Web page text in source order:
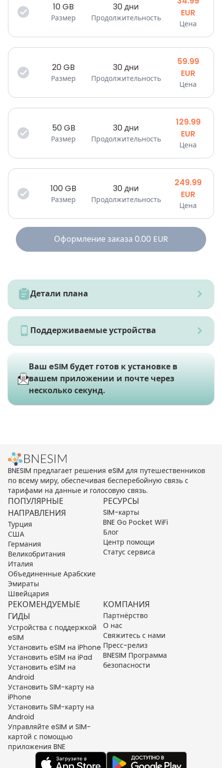
10GB
Размер
30 дни
Продолжительность
EUR
Цена
20GB
Размер
30 дни
Продолжительность
59.99
EUR
Цена
50GB
Размер
30 дни
Продолжительность
129.99
EUR
Цена
100GB
Размер
30 дни
Продолжительность
249.99
EUR
Цена
Оформление заказа 0.00 EUR
Детали плана
Поддерживаемые устройства
Ваш eSIM будет готов к установке в
вашем приложении и почте через
несколько секунд.
BNESIM предлагает решения eSIM для путешественников
по всему миру, обеспечивая бесперебойную связь с
тарифами на данные и голосовую связь.
ПОПУЛЯРНЫЕ
НАПРАВЛЕНИЯ
Турция
США
Германия
Великобритания
Италия
Объединенные Арабские
Эмираты
Швейцария
РЕСУРСЫ
SIM-карты
BNE Go Pocket WiFi
Блог
Центр помощи
Статус сервиса
РЕКОМЕНДУЕМЫЕ
ГИДЫ
Устройства с поддержкой
eSIM
Установить eSIM на iPhone
Установить eSIM на iPad
Установить eSIM на
Android
Установить SIM-карту на
iPhone
Установить SIM-карту на
Android
Управляйте eSIM и SIM-
картой с помощью
приложения BNE
КОМПАНИЯ
Партнёрство
О нас
Свяжитесь с нами
Пресс-релиз
BNESIM Программа
безопасности